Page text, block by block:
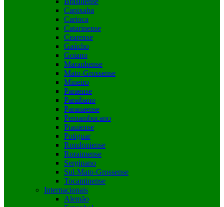
Capixaba
Carioca
Catarinense
Cearense
Gaúcho
Goiano
Maranhense
Mato-Grossense
Mineiro
Paraense
Paraibano
Paranaense
Pernambucano
Piauiense
Potiguar
Rondoniense
Roraimense
Sergipano
Sul-Mato-Grossense
Tocantinense
Internacionais
Alemão